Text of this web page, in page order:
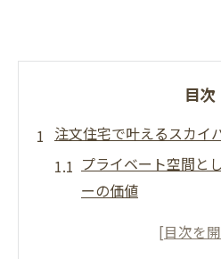
目次
注文住宅で叶えるスカイ
プライベート空間と
ーの価値
景観を楽しむための
計アイディア